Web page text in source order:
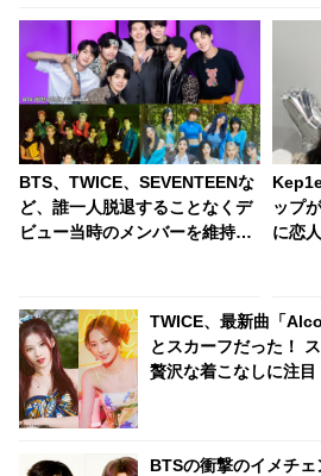
BTS、TWICE、SEVENTEENな
ど、誰一人脱退することなくデ
ビュー当時のメンバーを維持し
ップ
に恋
TWICE、最新曲「
とスカーフだった！
贅沢な着こなしに注目
BTSの衝撃のイメチ